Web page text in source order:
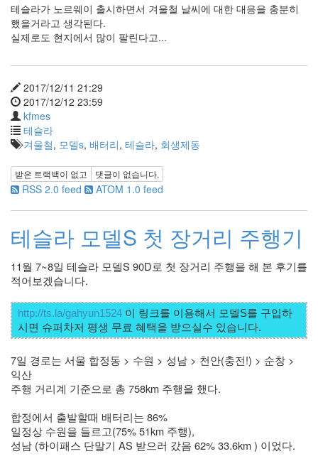
테슬라가 노르웨이 출시하면서 겨울철 날씨에 대한 대응을 충분히
했을거라고 생각된다.
실제로도 현지에서 많이 팔린다고...
2017/12/11 21:29
2017/12/12 23:59
kfmes
테슬라
겨울철, 모델s, 배터리, 테슬라, 회생제동
받은 트랙백이 없고 댓글이 없습니다.
RSS 2.0 feed ATOM 1.0 feed
테슬라 모델S 첫 장거리 주행기
11월 7~8일 테슬라 모델S 90D로 첫 장거리 주행을 해 본 후기를
적어보겠습니다.
http://ts.la/gahyun1524 이 링크를 이용해서 모델S를 구입하
7일 경로는 서울 합정동 > 수원 > 성남 > 천안(충전!) > 순창 >
익산
주행 거리계 기준으로 총 758km 주행을 했다.
합정에서 출발할때 배터리는 86%
일정상 수원을 들르고(75% 51km 주행),
성남 (하이패스 단말기 AS 받으러 갔음 62% 33.6km ) 이었다.